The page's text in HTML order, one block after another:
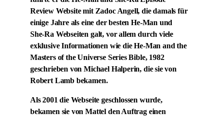
Review Website mit Zadoc Angell, die damals für
einige Jahre als eine der besten He-Man und
She-Ra Webseiten galt, vor allem durch viele
exklusive Informationen wie die He-Man and the
Masters of the Universe Series Bible, 1982
geschrieben von Michael Halperin, die sie von
Robert Lamb bekamen.
Als 2001 die Webseite geschlossen wurde,
bekamen sie von Mattel den Auftrag einen